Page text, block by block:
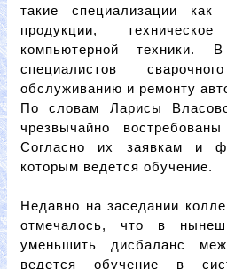
такие специализации как
продукции,
компьютерной техники.
специалистов
обслуживанию и ремонту
По словам Ларисы
чрезвычайно
Согласно их заявкам и
которым ведется обучение.
Недавно на заседании
отмечалось, что в
уменьшить дисбаланс
ведется обучение в